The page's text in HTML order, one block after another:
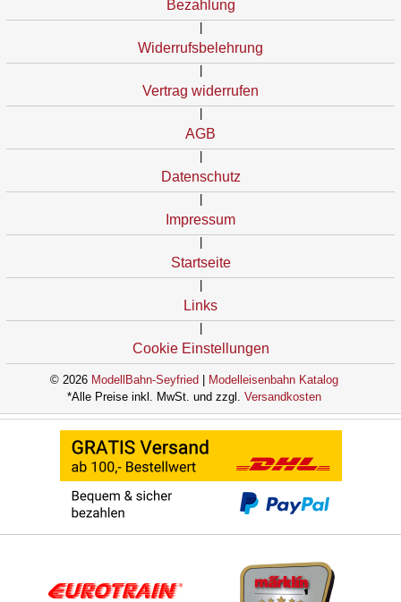
Bezahlung
Widerrufsbelehrung
Vertrag widerrufen
AGB
Datenschutz
Impressum
Startseite
Links
Cookie Einstellungen
© 2026 ModellBahn-Seyfried
Modelleisenbahn Katalog
*Alle Preise inkl. MwSt. und zzgl. Versandkosten